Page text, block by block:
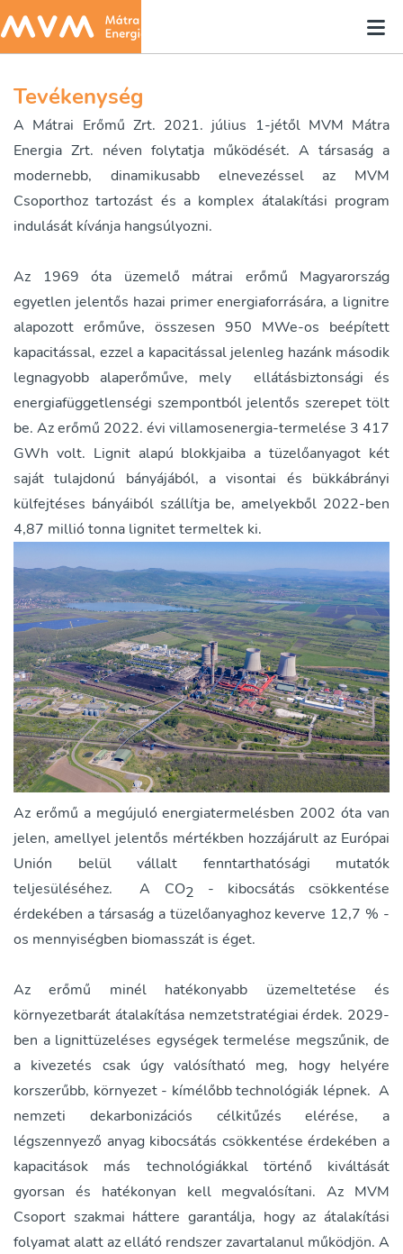
Tevékenység
A Mátrai Erőmű Zrt. 2021. július 1-jétől MVM Mátra
Energia Zrt. néven folytatja működését. A társaság a
modernebb, dinamikusabb elnevezéssel az MVM
Csoporthoz tartozást és a komplex átalakítási program
indulását kívánja hangsúlyozni.
Az 1969 óta üzemelő mátrai erőmű Magyarország
egyetlen jelentős hazai primer energiaforrására, a lignitre
alapozott erőműve, összesen 950 MWe-os beépített
kapacitással, ezzel a kapacitással jelenleg hazánk második
legnagyobb alaperőműve, mely ellátásbiztonsági és
energiafüggetlenségi szempontból jelentős szerepet tölt
be. Az erőmű 2022. évi villamosenergia-termelése 3 417
GWh volt. Lignit alapú blokkjaiba a tüzelőanyagot két
saját tulajdonú bányájából, a visontai és bükkábrányi
külfejtéses bányáiból szállítja be, amelyekből 2022-ben
4,87 millió tonna lignitet termeltek ki.
Az erőmű a megújuló energiatermelésben 2002 óta van
jelen, amellyel jelentős mértékben hozzájárult az Európai
Unión belül vállalt fenntarthatósági mutatók
teljesüléséhez. A CO2 - kibocsátás csökkentése
érdekében a társaság a tüzelőanyaghoz keverve 12,7 % -
os mennyiségben biomasszát is éget.
Az erőmű minél hatékonyabb üzemeltetése és
környezetbarát átalakítása nemzetstratégiai érdek. 2029-
ben a lignittüzeléses egységek termelése megszűnik, de
a kivezetés csak úgy valósítható meg, hogy helyére
korszerűbb, környezet - kímélőbb technológiák lépnek. A
nemzeti dekarbonizációs célkitűzés elérése, a
légszennyező anyag kibocsátás csökkentése érdekében a
kapacitások más technológiákkal történő kiváltását
gyorsan és hatékonyan kell megvalósítani. Az MVM
Csoport szakmai háttere garantálja, hogy az átalakítási
folyamat alatt az ellátó rendszer zavartalanul működjön. A